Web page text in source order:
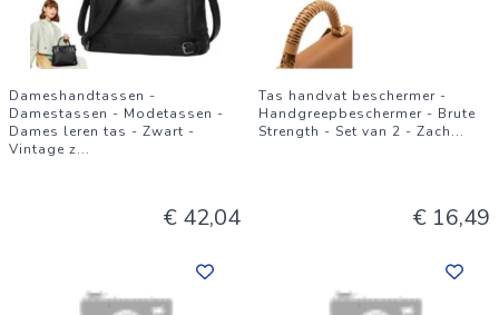
Dameshandtassen -
Damestassen - Modetassen -
Dames leren tas - Zwart -
Vintage z...
€ 42,04
Tas handvat beschermer -
Handgreepbeschermer - Brute
Strength - Set van 2 - Zach...
€ 16,49